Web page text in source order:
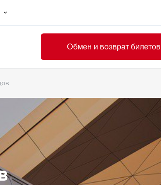
Обмен и возврат билетов